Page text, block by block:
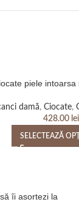
piele intoarsa
damă,Ciocate,
428.00 lei
SELECTEAZĂ
îi asortezi la